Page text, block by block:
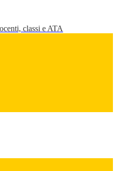
classi e ATA